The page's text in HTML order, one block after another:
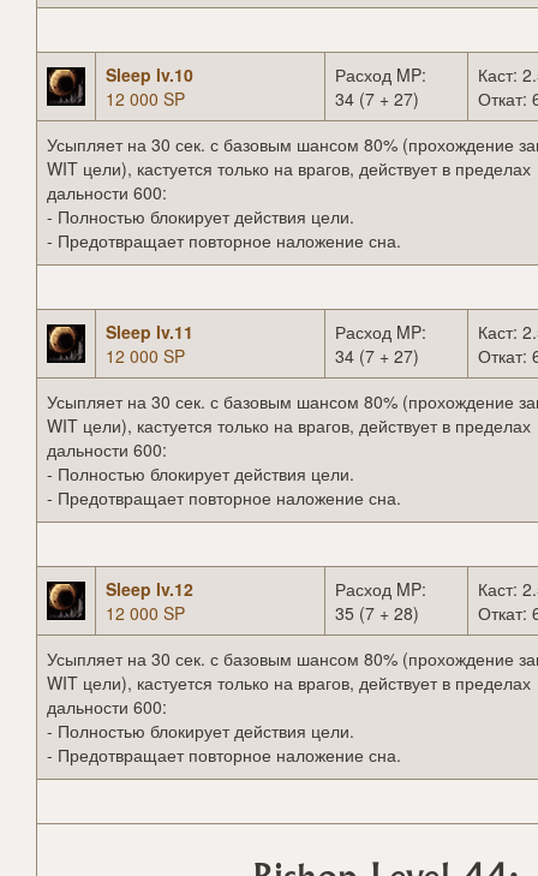
Sleep lv.10
12 000 SP
Расход MP:
34 (7 + 27)
Каст:
Откат:
Усыпляет на 30 сек. с базовым шансом 80% (прохождение
WIT цели), кастуется только на врагов, действует в пределах
дальности 600:
- Полностью блокирует действия цели.
- Предотвращает повторное наложение сна.
Sleep lv.11
12 000 SP
Расход MP:
34 (7 + 27)
Каст:
Откат:
Усыпляет на 30 сек. с базовым шансом 80% (прохождение
WIT цели), кастуется только на врагов, действует в пределах
дальности 600:
- Полностью блокирует действия цели.
- Предотвращает повторное наложение сна.
Sleep lv.12
12 000 SP
Расход MP:
35 (7 + 28)
Каст:
Откат:
Усыпляет на 30 сек. с базовым шансом 80% (прохождение
WIT цели), кастуется только на врагов, действует в пределах
дальности 600:
- Полностью блокирует действия цели.
- Предотвращает повторное наложение сна.